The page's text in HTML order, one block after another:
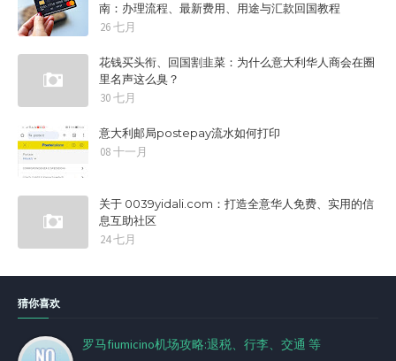
南：办理流程、最新费用、用途与汇款回国教程
26 七月
花钱买头衔、回国割韭菜：为什么意大利华人商会在圈
里名声这么臭？
30 七月
意大利邮局postepay流水如何打印
08 十一月
关于 0039yidali.com：打造全意华人免费、实用的信
息互助社区
24 七月
猜你喜欢
罗马fiumicino机场攻略:退税、行李、交通 等